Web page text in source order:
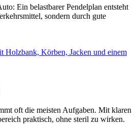
Ein belastbarer Pendelplan entsteht
sondern durch gute
oft die meisten Aufgaben. Mit klaren
praktisch, ohne steril zu wirken.